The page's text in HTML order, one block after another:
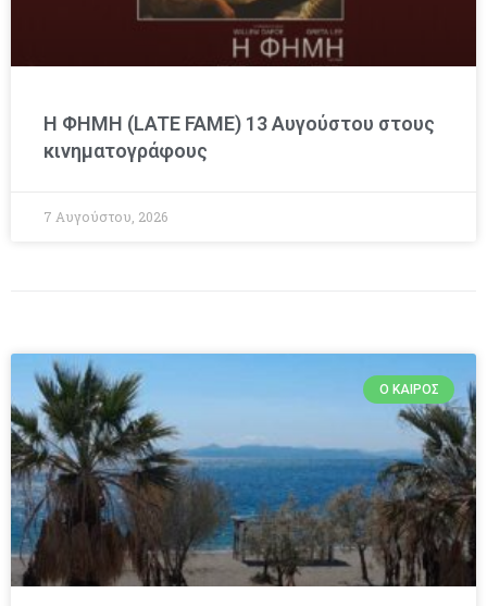
Η ΦΗΜΗ (LATE FAME) 13 Αυγούστου στους
κινηματογράφους
7 Αυγούστου, 2026
Ο ΚΑΙΡΌΣ